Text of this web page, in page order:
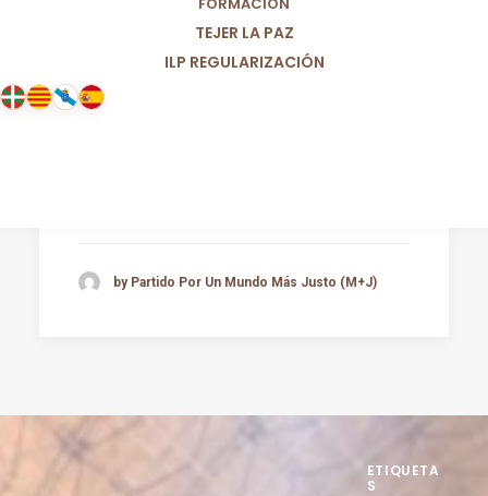
TEJER LA PAZ
ILP REGULARIZACIÓN
by Partido Por Un Mundo Más Justo (M+J)
ETIQUETA
S